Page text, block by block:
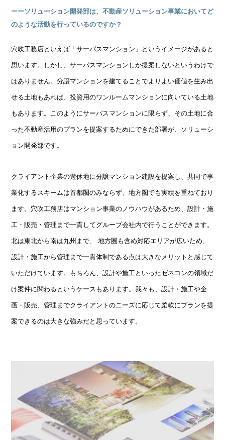
ーーソリューション開発部は、不動産ソリューション事業においてど
のような活動を行っているのですか？
穴吹工務店といえば「サーパスマンション」というイメージがあると
思います。しかし、サーパスマンションしか提案しないというわけで
はありません。分譲マンションを建てることでよりよい価値を生み出
せる土地もあれば、投資用のワンルームマンションに向いている土地
もあります。このようにサーパスマンションに限らず、その土地に合
った不動産活用のプランを提案するためにできた部署が、ソリューシ
ョン開発部です。
クライアント企業の遊休地に分譲マンション建設を提案し、共同で事
業化するスキームは首都圏のみならず、地方圏でも実績を重ねており
ます。穴吹工務店はマンション事業のノウハウがあるため、設計・施
工・販売・管理まで一貫してグループ会社内で行うことができます。
北は東北から南は九州まで、 地方圏も含め対応エリアが広いため、
設計・施工から管理まで一貫体制である点は大きなメリットと感じて
いただけています。もちろん、設計や施工といったゼネコンの領域だ
け案件に関わるというケースもあります。我々も、設計・施工や企
画・販売、管理までクライアントのニーズに応じて柔軟にプランを提
案できるのは大きな強みだと思っています。